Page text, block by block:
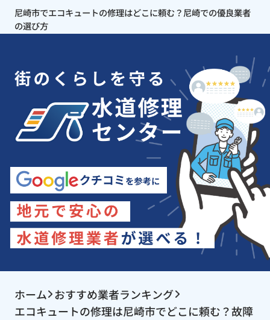
尼崎市でエコキュートの修理はどこに頼む？尼崎での優良業者
の選び方
ホーム おすすめ業者ランキング
エコキュートの修理は尼崎市でどこに頼む？故障